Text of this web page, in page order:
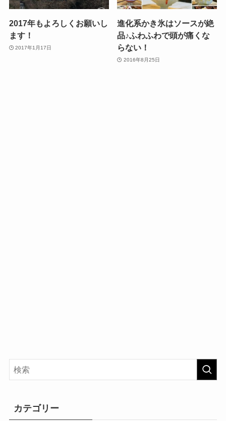
2017年もよろしくお願いし
ます！
2017年1月17日
進化系かき氷はソースが絶
品♪ふわふわで頭が痛くな
らない！
2016年8月25日
カテゴリー